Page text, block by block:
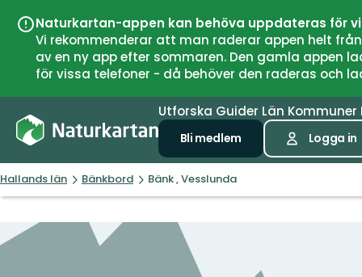
Naturkartan-appen kan behöva uppdateras för
Vi rekommenderar att man raderar appen helt
av en ny app efter sommaren. Den gamla
för vissa telefoner - då behöver den raderas och
Utforska Guider Län Kommuner
Bli medlem Logga in
Hallands län Bänkbord Bänk , Vesslunda